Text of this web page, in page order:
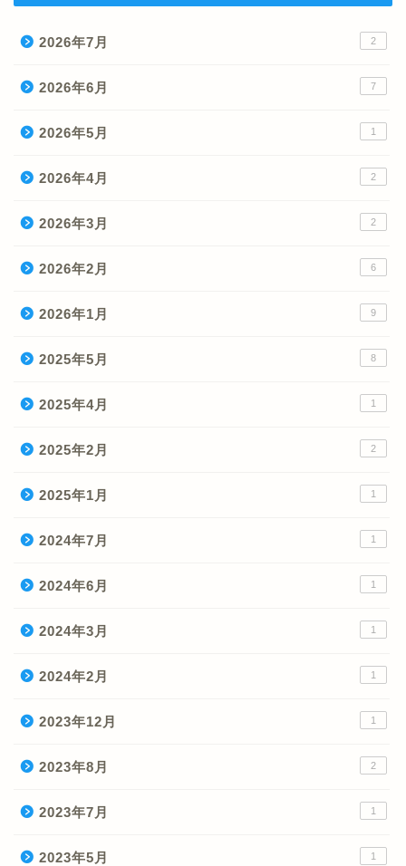
2026年7月 2
2026年6月 7
2026年5月 1
2026年4月 2
2026年3月 2
2026年2月 6
2026年1月 9
2025年5月 8
2025年4月 1
2025年2月 2
2025年1月 1
2024年7月 1
2024年6月 1
2024年3月 1
2024年2月 1
2023年12月 1
2023年8月 2
2023年7月 1
2023年5月 1